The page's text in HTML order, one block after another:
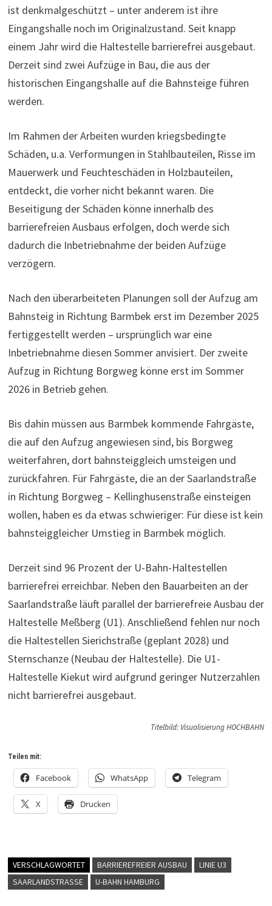
ist denkmalgeschützt – unter anderem ist ihre
Eingangshalle noch im Originalzustand. Seit knapp
einem Jahr wird die Haltestelle barrierefrei ausgebaut.
Derzeit sind zwei Aufzüge in Bau, die aus der
historischen Eingangshalle auf die Bahnsteige führen
werden.
Im Rahmen der Arbeiten wurden kriegsbedingte
Schäden, u.a. Verformungen in Stahlbauteilen, Risse im
Mauerwerk und Feuchteschäden in Holzbauteilen,
entdeckt, die vorher nicht bekannt waren. Die
Beseitigung der Schäden könne innerhalb des
barrierefreien Ausbaus erfolgen, doch werde sich
dadurch die Inbetriebnahme der beiden Aufzüge
verzögern.
Nach den überarbeiteten Planungen soll der Aufzug am
Bahnsteig in Richtung Barmbek erst im Dezember 2025
fertiggestellt werden – ursprünglich war eine
Inbetriebnahme diesen Sommer anvisiert. Der zweite
Aufzug in Richtung Borgweg könne erst im Sommer
2026 in Betrieb gehen.
Bis dahin müssen aus Barmbek kommende Fahrgäste,
die auf den Aufzug angewiesen sind, bis Borgweg
weiterfahren, dort bahnsteiggleich umsteigen und
zurückfahren. Für Fahrgäste, die an der Saarlandstraße
in Richtung Borgweg – Kellinghusenstraße einsteigen
wollen, haben es da etwas schwieriger: Für diese ist kein
bahnsteiggleicher Umstieg in Barmbek möglich.
Derzeit sind 96 Prozent der U-Bahn-Haltestellen
barrierefrei erreichbar. Neben den Bauarbeiten an der
Saarlandstraße läuft parallel der barrierefreie Ausbau der
Haltestelle Meßberg (U1). Anschließend fehlen nur noch
die Haltestellen Sierichstraße (geplant 2028) und
Sternschanze (Neubau der Haltestelle). Die U1-
Haltestelle Kiekut wird aufgrund geringer Nutzerzahlen
nicht barrierefrei ausgebaut.
Titelbild: Visualisierung HOCHBAHN
Teilen mit:
Facebook WhatsApp Telegram
X Drucken
VERSCHLAGWORTET BARRIEREFREIER AUSBAU
LINIE U3
SAARLANDSTRASSE
U-BAHN HAMBURG